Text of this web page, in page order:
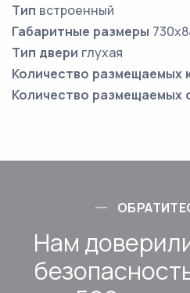
Тип встроенный
Габаритные размеры
Тип двери глухая
Количество размещаемых
Количество размещаемых
Нам